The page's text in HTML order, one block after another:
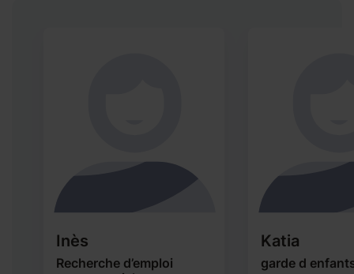
Inès
Recherche d’emploi
Katia
garde d